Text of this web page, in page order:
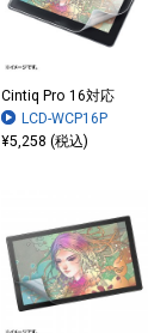
Cintiq Pro 16対応
LCD-WCP16P
¥5,258 (税込)